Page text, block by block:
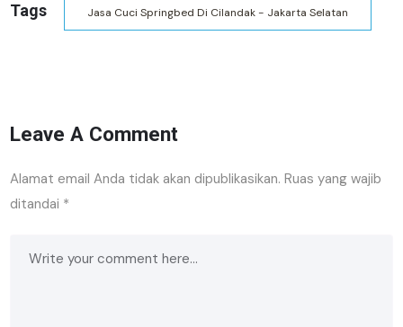
Tags Jasa Cuci Springbed Di Cilandak - Jakarta Selatan
Leave A Comment
Alamat email Anda tidak akan dipublikasikan. Ruas yang wajib
ditandai *